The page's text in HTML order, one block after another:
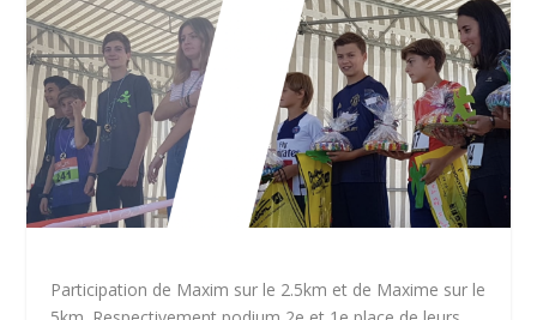
Participation de Maxim sur le 2.5km et de Maxime sur le